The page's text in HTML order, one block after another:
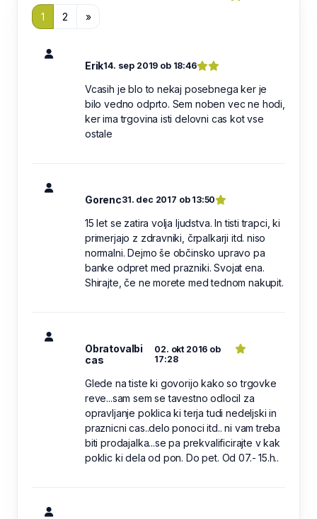
1 2 »
Erik14. sep 2019 ob 18:46
Vcasih je blo to nekaj posebnega ker je
bilo vedno odprto. Sem noben vec ne hodi,
ker ima trgovina isti delovni cas kot vse
ostale
Gorenc31. dec 2017 ob 13:50
15 let se zatira volja ljudstva. In tisti trapci, ki
primerjajo z zdravniki, črpalkarji itd. niso
normalni. Dejmo še občinsko upravo pa
banke odpret med prazniki. Svojat ena.
Shirajte, če ne morete med tednom nakupit.
Obratovalbi
cas
02. okt 2016 ob
17:28
Glede na tiste ki govorijo kako so trgovke
reve...sam sem se tavestno odlocil za
opravljanje poklica ki terja tudi nedeljski in
praznicni cas..delo ponoci itd.. ni vam treba
biti prodajalka...se pa prekvalificirajte v kak
poklic ki dela od pon. Do pet. Od 07.- 15.h..